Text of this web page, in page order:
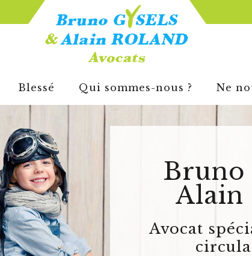
Blessé Qui sommes-nous ? Ne
Bruno
Alain
Avocat